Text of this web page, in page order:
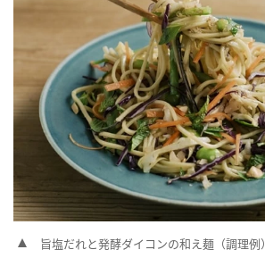
旨塩だれと発酵ダイコンの和え麺（調理例）